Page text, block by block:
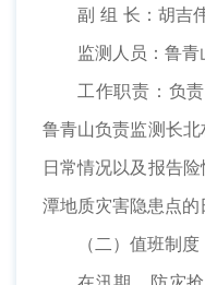
副 组 长：
监测人员
工作职责：负
鲁青山负责监测长
日常情况以及报告
潭地质灾害隐患点的
（二）值班制度